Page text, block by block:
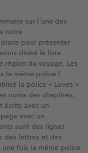
sur l’une des
notre
place pour présenter
divisé le livre
région du voyage. Les
la même police (
la police « Loves »
noms des chapitres,
écrits avec un
avec un
sont des lignes
des lettres et des
fois la même police